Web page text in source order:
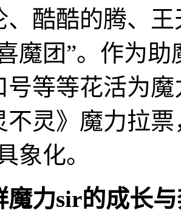
、酷酷的腾、
魔团”。作为
号等等花活为
不灵》魔力拉
象化。
魔力sir的成长